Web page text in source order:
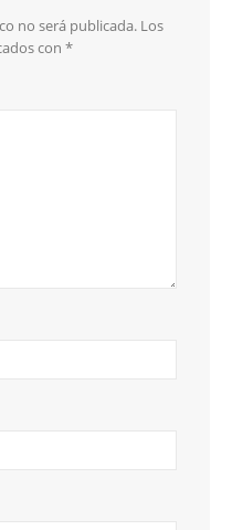
no será publicada. Los
con *